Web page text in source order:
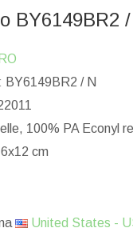
BY6149BR2
BY6149BR2 / N
100% PA Econyl
cm
United States -